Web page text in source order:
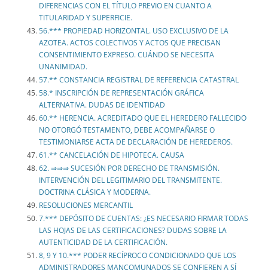
DIFERENCIAS CON EL TÍTULO PREVIO EN CUANTO A
TITULARIDAD Y SUPERFICIE.
56.*** PROPIEDAD HORIZONTAL. USO EXCLUSIVO DE LA
AZOTEA. ACTOS COLECTIVOS Y ACTOS QUE PRECISAN
CONSENTIMIENTO EXPRESO. CUÁNDO SE NECESITA
UNANIMIDAD.
57.** CONSTANCIA REGISTRAL DE REFERENCIA CATASTRAL
58.* INSCRIPCIÓN DE REPRESENTACIÓN GRÁFICA
ALTERNATIVA. DUDAS DE IDENTIDAD
60.** HERENCIA. ACREDITADO QUE EL HEREDERO FALLECIDO
NO OTORGÓ TESTAMENTO, DEBE ACOMPAÑARSE O
TESTIMONIARSE ACTA DE DECLARACIÓN DE HEREDEROS.
61.** CANCELACIÓN DE HIPOTECA. CAUSA
62. ⇒⇒⇒ SUCESIÓN POR DERECHO DE TRANSMISIÓN.
INTERVENCIÓN DEL LEGITIMARIO DEL TRANSMITENTE.
DOCTRINA CLÁSICA Y MODERNA.
RESOLUCIONES MERCANTIL
7.*** DEPÓSITO DE CUENTAS: ¿ES NECESARIO FIRMAR TODAS
LAS HOJAS DE LAS CERTIFICACIONES? DUDAS SOBRE LA
AUTENTICIDAD DE LA CERTIFICACIÓN.
8, 9 Y 10.*** PODER RECÍPROCO CONDICIONADO QUE LOS
ADMINISTRADORES MANCOMUNADOS SE CONFIEREN A SÍ